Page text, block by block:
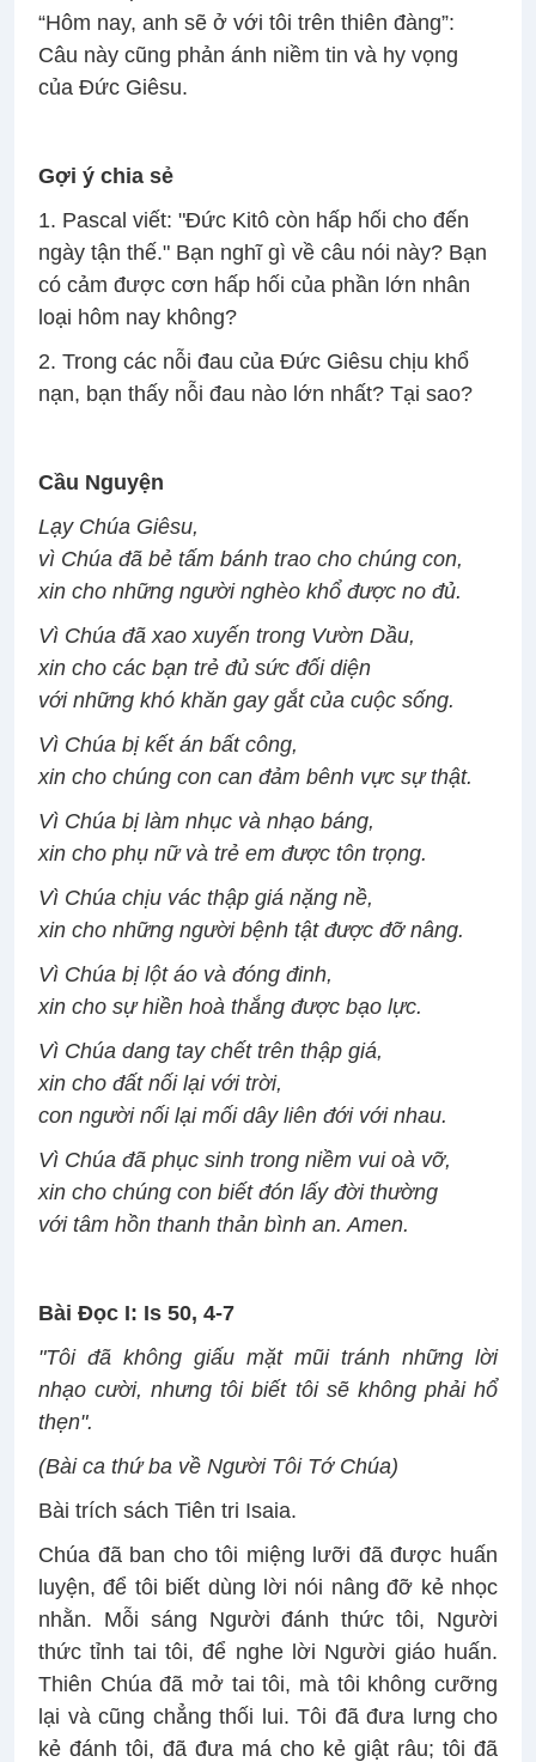
“Hôm nay, anh sẽ ở với tôi trên thiên đàng”:
Câu này cũng phản ánh niềm tin và hy vọng
của Ðức Giêsu.
Gợi ý chia sẻ
1. Pascal viết: "Ðức Kitô còn hấp hối cho đến
ngày tận thế." Bạn nghĩ gì về câu nói này? Bạn
có cảm được cơn hấp hối của phần lớn nhân
loại hôm nay không?
2. Trong các nỗi đau của Ðức Giêsu chịu khổ
nạn, bạn thấy nỗi đau nào lớn nhất? Tại sao?
Cầu Nguyện
Lạy Chúa Giêsu,
vì Chúa đã bẻ tấm bánh trao cho chúng con,
xin cho những người nghèo khổ được no đủ.
Vì Chúa đã xao xuyến trong Vườn Dầu,
xin cho các bạn trẻ đủ sức đối diện
với những khó khăn gay gắt của cuộc sống.
Vì Chúa bị kết án bất công,
xin cho chúng con can đảm bênh vực sự thật.
Vì Chúa bị làm nhục và nhạo báng,
xin cho phụ nữ và trẻ em được tôn trọng.
Vì Chúa chịu vác thập giá nặng nề,
xin cho những người bệnh tật được đỡ nâng.
Vì Chúa bị lột áo và đóng đinh,
xin cho sự hiền hoà thắng được bạo lực.
Vì Chúa dang tay chết trên thập giá,
xin cho đất nối lại với trời,
con người nối lại mối dây liên đới với nhau.
Vì Chúa đã phục sinh trong niềm vui oà vỡ,
xin cho chúng con biết đón lấy đời thường
với tâm hồn thanh thản bình an. Amen.
Bài Ðọc I: Is 50, 4-7
"Tôi đã không giấu mặt mũi tránh những lời
nhạo cười, nhưng tôi biết tôi sẽ không phải hổ
thẹn".
(Bài ca thứ ba về Người Tôi Tớ Chúa)
Bài trích sách Tiên tri Isaia.
Chúa đã ban cho tôi miệng lưỡi đã được huấn
luyện, để tôi biết dùng lời nói nâng đỡ kẻ nhọc
nhằn. Mỗi sáng Người đánh thức tôi, Người
thức tỉnh tai tôi, để nghe lời Người giáo huấn.
Thiên Chúa đã mở tai tôi, mà tôi không cưỡng
lại và cũng chẳng thối lui. Tôi đã đưa lưng cho
kẻ đánh tôi, đã đưa má cho kẻ giật râu; tôi đã